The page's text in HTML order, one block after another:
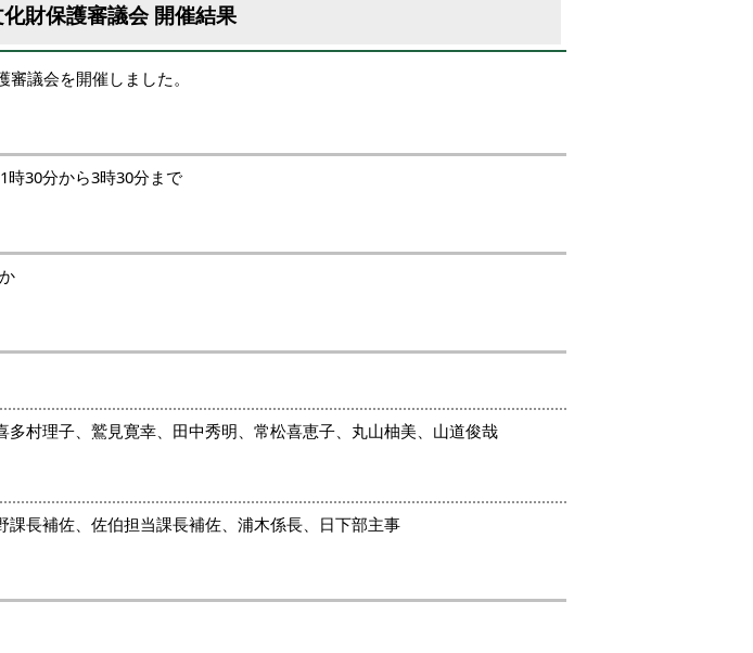
財保護審議会 開催結果
議会を開催しました。
時30分から3時30分まで
多村理子、鷲見寛幸、田中秀明、常松喜恵子、丸山柚美、山道俊哉
課長補佐、佐伯担当課長補佐、浦木係長、日下部主事